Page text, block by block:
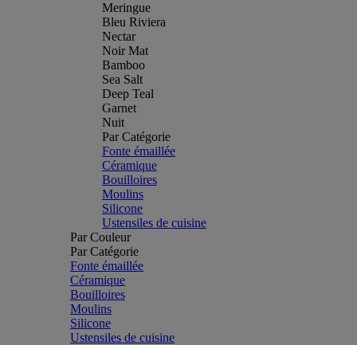
Meringue
Bleu Riviera
Nectar
Noir Mat
Bamboo
Sea Salt
Deep Teal
Garnet
Nuit
Par Catégorie
Fonte émaillée
Céramique
Bouilloires
Moulins
Silicone
Ustensiles de cuisine
Par Couleur
Par Catégorie
Fonte émaillée
Céramique
Bouilloires
Moulins
Silicone
Ustensiles de cuisine